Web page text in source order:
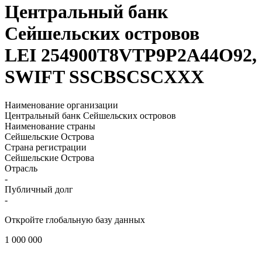
Центральный банк
Сейшельских островов
LEI 254900T8VTP9P2A44O92,
SWIFT SSCBSCSCXXX
Наименование организации
Центральный банк Сейшельских островов
Наименование страны
Сейшельские Острова
Страна регистрации
Сейшельские Острова
Отрасль
-
Публичный долг
-
Откройте глобальную базу данных
1 000 000